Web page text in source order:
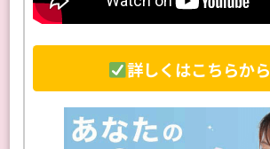
詳しくはこちらから